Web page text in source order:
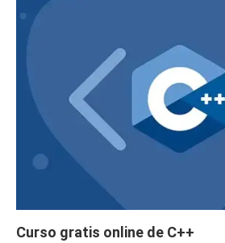
Curso gratis online de C++